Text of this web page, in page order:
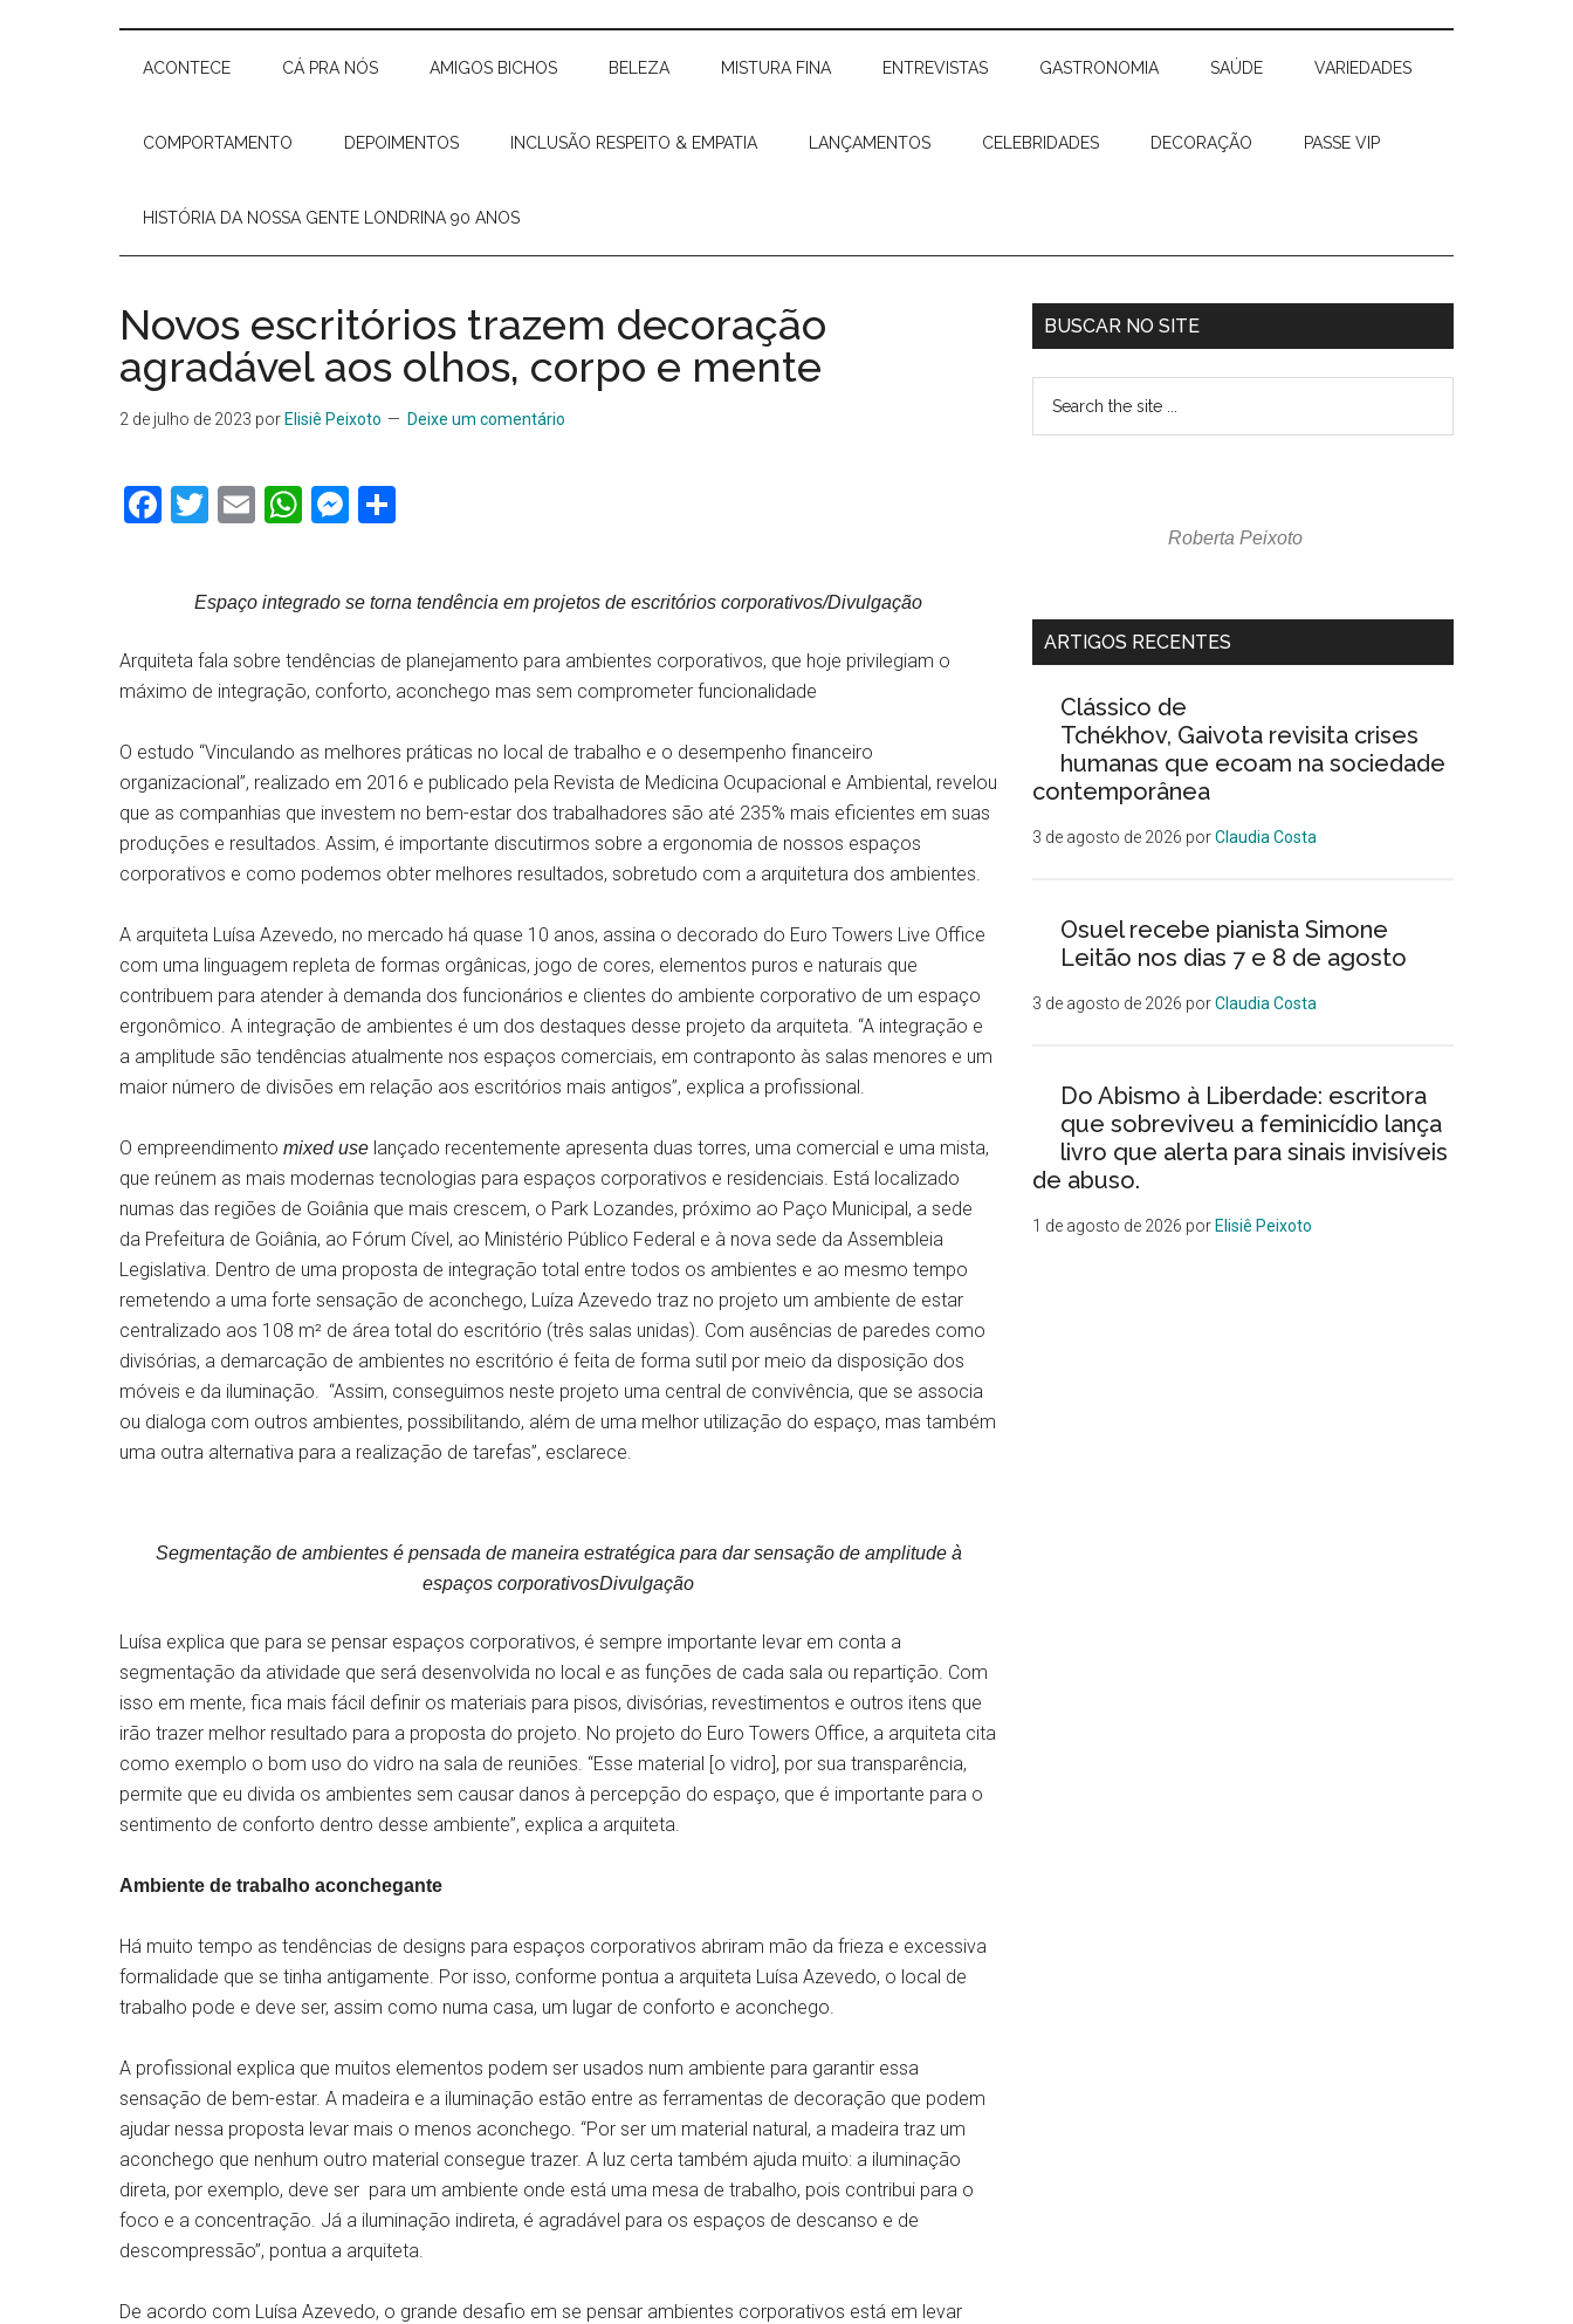
Delas
Peixoto
ACONTECE CÁ PRA NÓS AMIGOS BICHOS BELEZA MISTURA FINA ENTREVISTAS GASTRONOMIA SAÚDE VARIEDADES
COMPORTAMENTO DEPOIMENTOS INCLUSÃO RESPEITO & EMPATIA LANÇAMENTOS CELEBRIDADES DECORAÇÃO PASSE VIP
HISTÓRIA DA NOSSA GENTE LONDRINA 90 ANOS
Novos escritórios trazem decoração
agradável aos olhos, corpo e mente
2 de julho de 2023 por Elisiê Peixoto Deixe um comentário
Facebook
Twitter
EmailWhatsApp
Messenger
Espaço integrado se torna tendência em projetos de escritórios corporativos/Divulgação
Arquiteta fala sobre tendências de planejamento para ambientes corporativos, que hoje privilegiam o
máximo de integração, conforto, aconchego mas sem comprometer funcionalidade
O estudo “Vinculando as melhores práticas no local de trabalho e o desempenho financeiro
organizacional”, realizado em 2016 e publicado pela Revista de Medicina Ocupacional e Ambiental, revelou
que as companhias que investem no bem-estar dos trabalhadores são até 235% mais eficientes em suas
produções e resultados. Assim, é importante discutirmos sobre a ergonomia de nossos espaços
corporativos e como podemos obter melhores resultados, sobretudo com a arquitetura dos ambientes.
A arquiteta Luísa Azevedo, no mercado há quase 10 anos, assina o decorado do Euro Towers Live Office
com uma linguagem repleta de formas orgânicas, jogo de cores, elementos puros e naturais que
contribuem para atender à demanda dos funcionários e clientes do ambiente corporativo de um espaço
ergonômico. A integração de ambientes é um dos destaques desse projeto da arquiteta. “A integração e
a amplitude são tendências atualmente nos espaços comerciais, em contraponto às salas menores e um
maior número de divisões em relação aos escritórios mais antigos”, explica a profissional.
O empreendimento mixed use lançado recentemente apresenta duas torres, uma comercial e uma mista,
que reúnem as mais modernas tecnologias para espaços corporativos e residenciais. Está localizado
numas das regiões de Goiânia que mais crescem, o Park Lozandes, próximo ao Paço Municipal, a sede
da Prefeitura de Goiânia, ao Fórum Cível, ao Ministério Público Federal e à nova sede da Assembleia
Legislativa. Dentro de uma proposta de integração total entre todos os ambientes e ao mesmo tempo
remetendo a uma forte sensação de aconchego, Luíza Azevedo traz no projeto um ambiente de estar
centralizado aos 108 m² de área total do escritório (três salas unidas). Com ausências de paredes como
divisórias, a demarcação de ambientes no escritório é feita de forma sutil por meio da disposição dos
móveis e da iluminação. “Assim, conseguimos neste projeto uma central de convivência, que se associa
ou dialoga com outros ambientes, possibilitando, além de uma melhor utilização do espaço, mas também
uma outra alternativa para a realização de tarefas”, esclarece.
Segmentação de ambientes é pensada de maneira estratégica para dar sensação de amplitude à
espaços corporativosDivulgação
Luísa explica que para se pensar espaços corporativos, é sempre importante levar em conta a
segmentação da atividade que será desenvolvida no local e as funções de cada sala ou repartição. Com
isso em mente, fica mais fácil definir os materiais para pisos, divisórias, revestimentos e outros itens que
irão trazer melhor resultado para a proposta do projeto. No projeto do Euro Towers Office, a arquiteta cita
como exemplo o bom uso do vidro na sala de reuniões. “Esse material [o vidro], por sua transparência,
permite que eu divida os ambientes sem causar danos à percepção do espaço, que é importante para o
sentimento de conforto dentro desse ambiente”, explica a arquiteta.
Ambiente de trabalho aconchegante
Há muito tempo as tendências de designs para espaços corporativos abriram mão da frieza e excessiva
formalidade que se tinha antigamente. Por isso, conforme pontua a arquiteta Luísa Azevedo, o local de
trabalho pode e deve ser, assim como numa casa, um lugar de conforto e aconchego.
A profissional explica que muitos elementos podem ser usados num ambiente para garantir essa
sensação de bem-estar. A madeira e a iluminação estão entre as ferramentas de decoração que podem
ajudar nessa proposta levar mais o menos aconchego. “Por ser um material natural, a madeira traz um
aconchego que nenhum outro material consegue trazer. A luz certa também ajuda muito: a iluminação
direta, por exemplo, deve ser para um ambiente onde está uma mesa de trabalho, pois contribui para o
foco e a concentração. Já a iluminação indireta, é agradável para os espaços de descanso e de
descompressão”, pontua a arquiteta.
De acordo com Luísa Azevedo, o grande desafio em se pensar ambientes corporativos está em levar
BUSCAR NO SITE
Roberta Peixoto
ARTIGOS RECENTES
Clássico de
Tchékhov, Gaivota revisita crises
humanas que ecoam na sociedade
contemporânea
3 de agosto de 2026 porClaudia Costa
Osuel recebe pianista Simone
Leitão nos dias 7 e 8 de agosto
3 de agosto de 2026 porClaudia Costa
Do Abismo à Liberdade: escritora
que sobreviveu a feminicídio lança
livro que alerta para sinais invisíveis
de abuso.
1 de agosto de 2026 por Elisiê Peixoto